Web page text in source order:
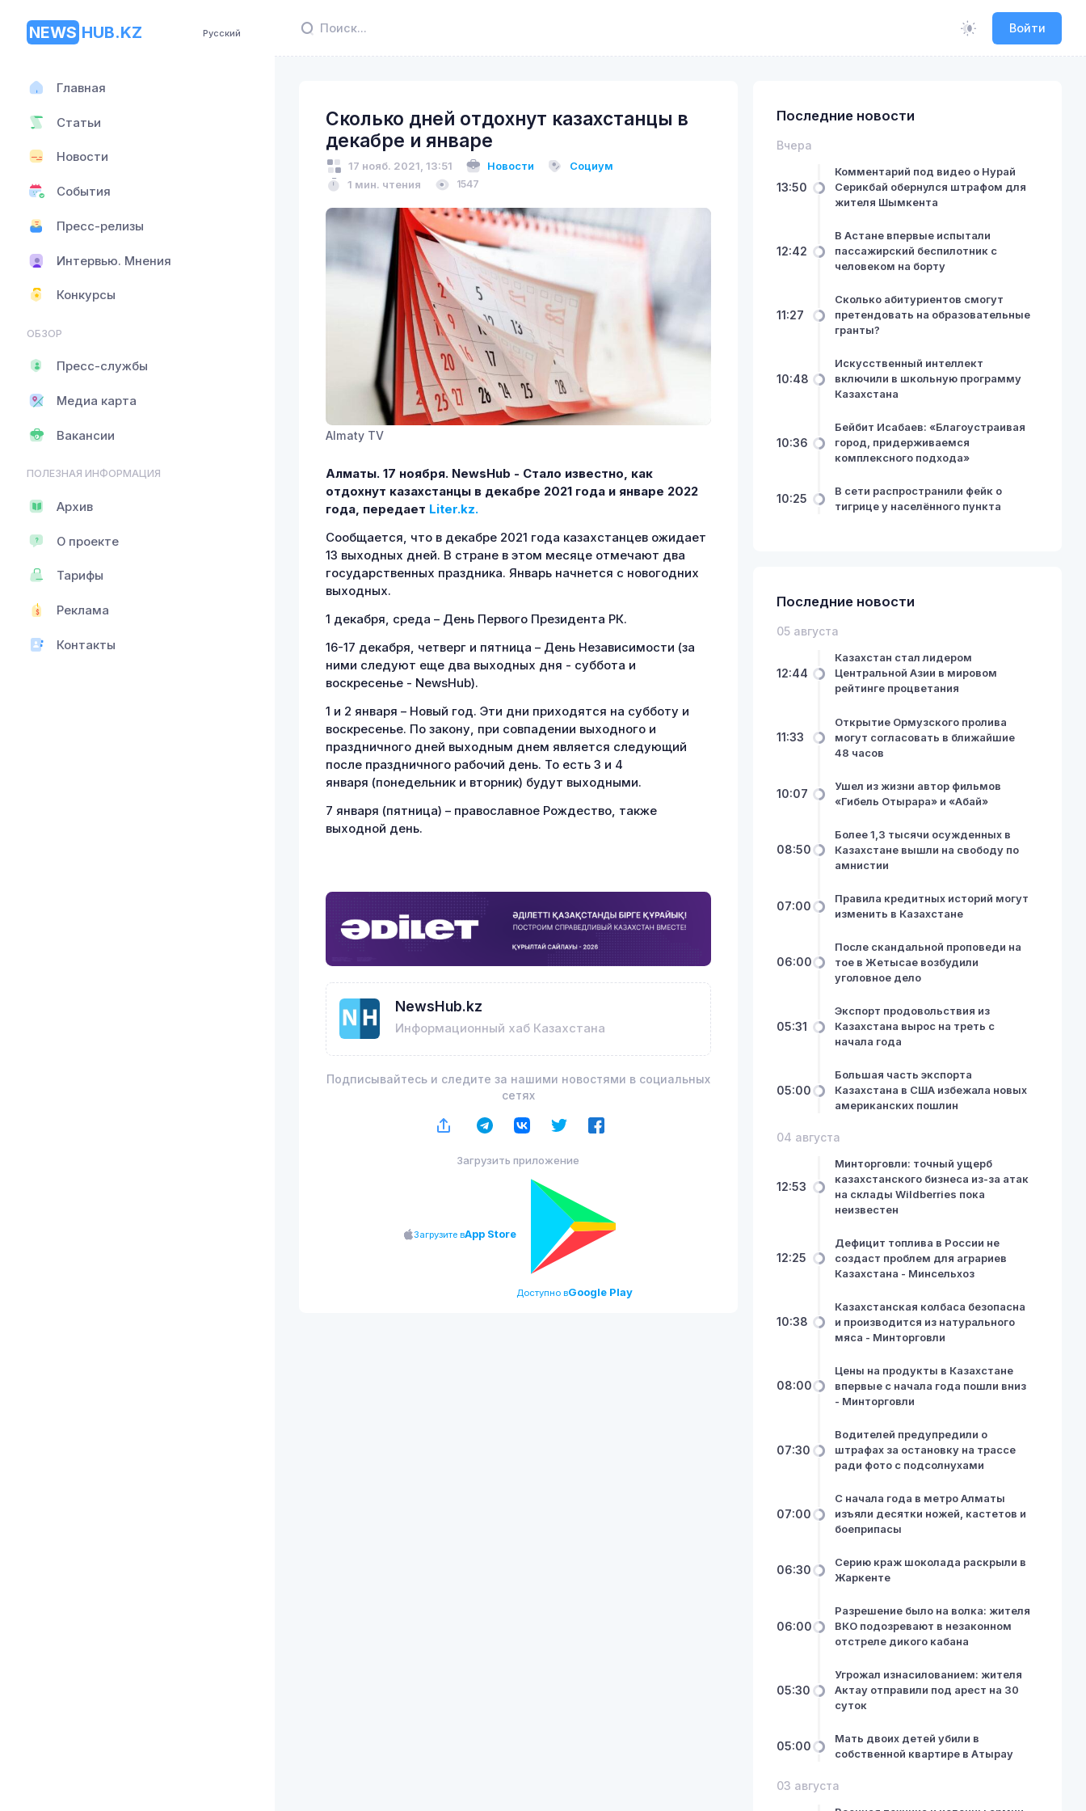
Войти
NEWS HUB.KZ Русский
Главная
Статьи
Новости
События
Пресс-релизы
Интервью. Мнения
Конкурсы
ОБЗОР
Пресс-службы
Медиа карта
Вакансии
ПОЛЕЗНАЯ ИНФОРМАЦИЯ
Архив
О проекте
Тарифы
Реклама
Контакты
Сколько дней отдохнут казахстанцы в
декабре и январе
17 нояб. 2021, 13:51 Новости
Социум
1 мин. чтения
1547
Almaty TV
Алматы. 17 ноября. NewsHub - Стало известно, как
отдохнут казахстанцы в декабре 2021 года и январе 2022
года, передает Liter.kz.
Сообщается, что в декабре 2021 года казахстанцев ожидает
13 выходных дней. В стране в этом месяце отмечают два
государственных праздника. Январь начнется с новогодних
выходных.
1 декабря, среда – День Первого Президента РК.
16-17 декабря, четверг и пятница – День Независимости (за
ними следуют еще два выходных дня - суббота и
воскресенье - NewsHub).
1 и 2 января – Новый год. Эти дни приходятся на субботу и
воскресенье. По закону, при совпадении выходного и
праздничного дней выходным днем является следующий
после праздничного рабочий день. То есть 3 и 4
января (понедельник и вторник) будут выходными.
7 января (пятница) – православное Рождество, также
выходной день.
NewsHub.kz
Информационный хаб Казахстана
Подписывайтесь и следите за нашими новостями в социальных
сетях
Загрузить приложение
Загрузите вApp Store
Доступно вGoogle Play
Последние новости
Вчера
13:50
Комментарий под видео о Нурай
Серикбай обернулся штрафом для
жителя Шымкента
12:42
В Астане впервые испытали
пассажирский беспилотник с
человеком на борту
11:27
Сколько абитуриентов смогут
претендовать на образовательные
гранты?
10:48
Искусственный интеллект
включили в школьную программу
Казахстана
10:36
Бейбит Исабаев: «Благоустраивая
город, придерживаемся
комплексного подхода»
10:25
В сети распространили фейк о
тигрице у населённого пункта
Последние новости
05 августа
12:44
Казахстан стал лидером
Центральной Азии в мировом
рейтинге процветания
11:33
Открытие Ормузского пролива
могут согласовать в ближайшие
48 часов
10:07
Ушел из жизни автор фильмов
«Гибель Отырара» и «Абай»
08:50
Более 1,3 тысячи осужденных в
Казахстане вышли на свободу по
амнистии
07:00
Правила кредитных историй могут
изменить в Казахстане
06:00
После скандальной проповеди на
тое в Жетысае возбудили
уголовное дело
05:31
Экспорт продовольствия из
Казахстана вырос на треть с
начала года
05:00
Большая часть экспорта
Казахстана в США избежала новых
американских пошлин
04 августа
12:53
Минторговли: точный ущерб
казахстанского бизнеса из-за атак
на склады Wildberries пока
неизвестен
12:25
Дефицит топлива в России не
создаст проблем для аграриев
Казахстана - Минсельхоз
10:38
Казахстанская колбаса безопасна
и производится из натурального
мяса - Минторговли
08:00
Цены на продукты в Казахстане
впервые с начала года пошли вниз
- Минторговли
07:30
Водителей предупредили о
штрафах за остановку на трассе
ради фото с подсолнухами
07:00
С начала года в метро Алматы
изъяли десятки ножей, кастетов и
боеприпасы
06:30
Серию краж шоколада раскрыли в
Жаркенте
06:00
Разрешение было на волка: жителя
ВКО подозревают в незаконном
отстреле дикого кабана
05:30
Угрожал изнасилованием: жителя
Актау отправили под арест на 30
суток
05:00
Мать двоих детей убили в
собственной квартире в Атырау
03 августа